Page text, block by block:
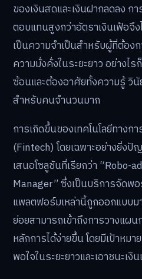
ของเงินสดและเงินฝากลดลง
ตอบแทนสูงกว่าอัตราเงินเฟ้อจึ
เป็นความจำเป็นสำหรับผู้ที่ต้อง
ความมั่งคั่งในระยะยาว อย่างไ
ซ้อนและต้องอาศัยทั้งความรู้ วินั
สำหรับคนจำนวนมาก
การเกิดขึ้นของเทคโนโลยีทางก
(Fintech) โดยเฉพาะอย่างยิ่ง
เสนอโซลูชันที่เรียกว่า “Robo-
Manager” ซึ่งเป็นบริการจัดพ
แพลตฟอร์มเหล่านี้ถูกออกแบบม
ย่อยสามารถเข้าถึงการวางแผ
หลักการได้ง่ายขึ้น โดยมีเป้าหม
พอใจในระยะยาวและเอาชนะเงิ